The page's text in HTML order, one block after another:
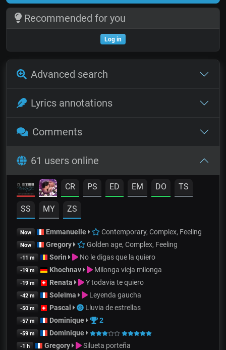
Recommended for you
Log in
Advanced search
Lyrics annotations
Comments
61 users online
CR PS ED EM DO TS
SS MY ZS
Now Emmanuelle Contemporary, Complex, Feeling
Now Gregory Golden age, Complex, Feeling
-11 m Sorin No le digas que la quiero
-19 m Khochnav Milonga vieja milonga
-19 m Renata Y todavia te quiero
-42 m Soleïma Leyenda gaucha
-50 m Pascal Lluvia de estrellas
-57 m Dominique 2
-59 m Dominique
-1 h Gregory Silueta porteña